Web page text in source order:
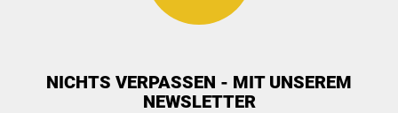
NICHTS VERPASSEN - MIT UNSEREM
NEWSLETTER